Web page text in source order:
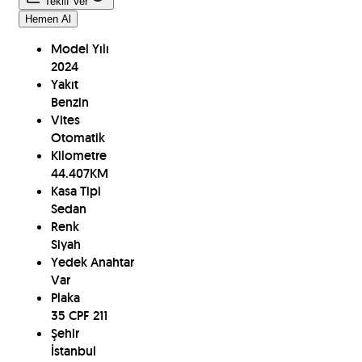
Hemen Al
Model Yılı
2024
Yakıt
Benzin
Vites
Otomatik
Kilometre
44.407KM
Kasa Tipi
Sedan
Renk
Siyah
Yedek Anahtar
Var
Plaka
35 CPF 211
Şehir
İstanbul